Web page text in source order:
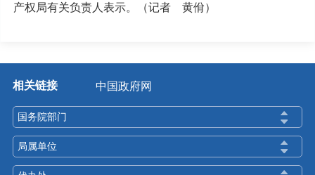
产权局有关负责人表示。（记者 黄佾）
相关链接 中国政府网
国务院部门
局属单位